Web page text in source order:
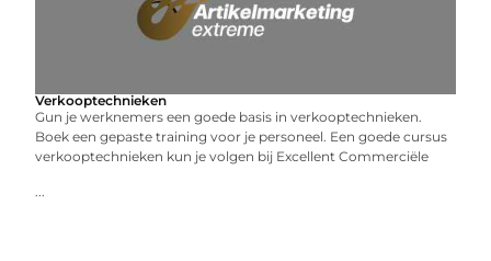
Verkooptechnieken
Gun je werknemers een goede basis in verkooptechnieken.
Boek een gepaste training voor je personeel. Een goede cursus
verkooptechnieken kun je volgen bij Excellent Commerciële
...